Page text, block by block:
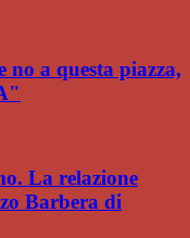
a questa piazza,
La relazione
Barbera di